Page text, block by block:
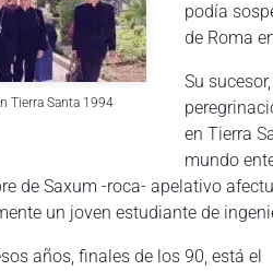
Tierra Santa 1994
podía
de Roma
Su
en Tierra
mundo
de Saxum -roca- apelativo
un joven estudiante de
años, finales de los 90, está el